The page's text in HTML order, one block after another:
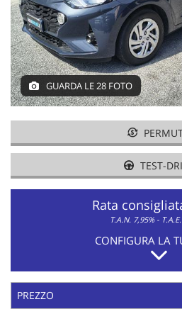
GUARDA LE 28 FOTO
TEST-
Rata
T.A.N. 7,95% -
CONFIGURA LA
PREZZO
tracciamento
che
adottiamo
per
offrire
le
funzionalità
e
svolgere
attività
seguito
descritte.
e
funzionamento